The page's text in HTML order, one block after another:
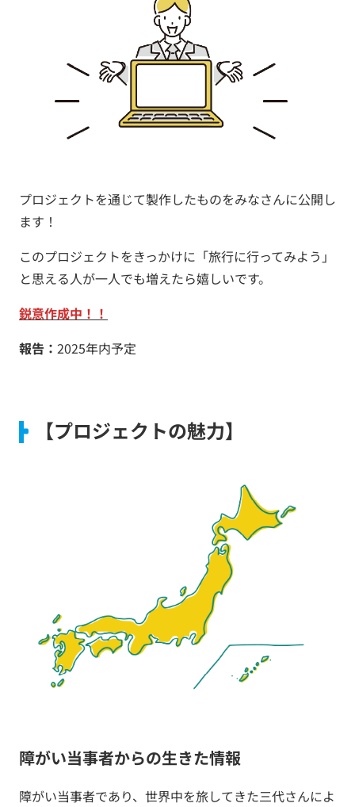
プロジェクトを通じて製作したものをみなさんに公開し
ます！
このプロジェクトをきっかけに「旅行に行ってみよう」
と思える人が一人でも増えたら嬉しいです。
鋭意作成中！！
報告： 2025年内予定
【プロジェクトの魅力】
障がい当事者からの生きた情報
障がい当事者であり、世界中を旅してきた三代さんによ